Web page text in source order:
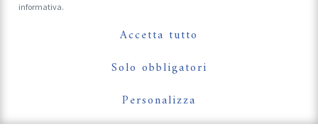
Follow Us On
informativa.
Accetta tutto
Solo obbligatori
Personalizza